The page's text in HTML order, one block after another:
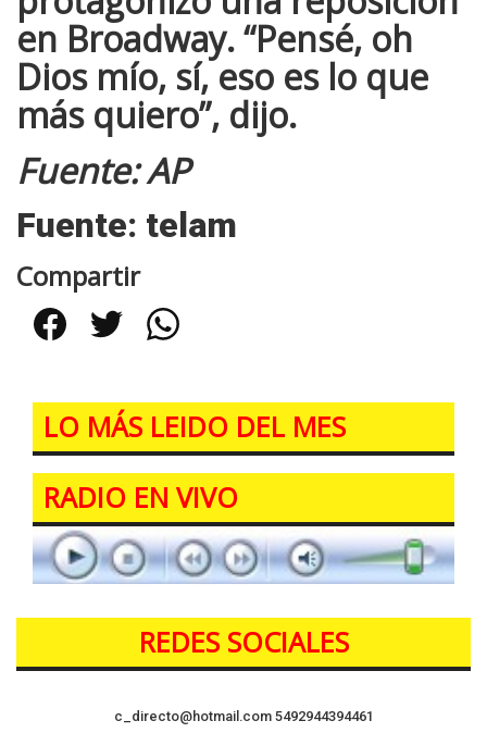
en Broadway. “Pensé, oh
Dios mío, sí, eso es lo que
más quiero”, dijo.
Fuente: AP
Fuente: telam
Compartir
Facebook
TwitterWhatsApp
LO MÁS LEIDO DEL MES
RADIO EN VIVO
REDES SOCIALES
c_directo@hotmail.com5492944394461